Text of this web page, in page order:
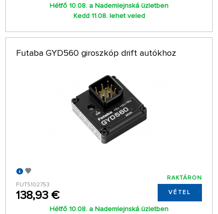
Hétfő 10.08. a Nademlejnská üzletben
Kedd 11.08. lehet veled
Futaba GYD560 giroszkóp drift autókhoz
FUT5102753
138,93 €
RAKTÁRON
VÉTEL
Hétfő 10.08. a Nademlejnská üzletben